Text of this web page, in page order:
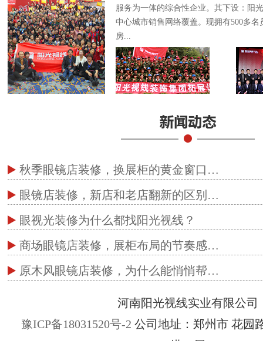
服务为一体的综合性企业。其下设：阳
中心城市销售网络覆盖。现拥有500多
房...
秋季眼镜店装修，换展柜的黄金窗口…
眼镜店装修，新店和老店翻新的区别…
眼视光装修为什么都找阳光视线？
商场眼镜店装修，展柜布局的节奏感…
原木风眼镜店装修，为什么能悄悄帮…
河南阳光视线实业有限公司
豫ICP备18031520号-2 公司地址：郑州市 花园